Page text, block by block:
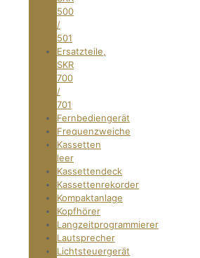
500
/
501
Ersatzteile,
SKR
700
/
701
Fernbediengerät
Frequenzweiche
Kassetten
leer
Kassettendeck
Kassettenrekorder
Kompaktanlage
Kopfhörer
Langzeitprogrammierer
Lautsprecher
Lichtsteuergerät